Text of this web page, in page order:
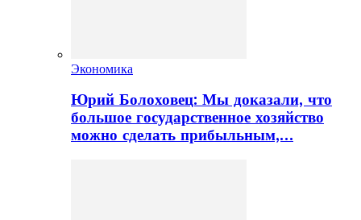
Экономика
Юрий Болоховец: Мы доказали, что
большое государственное хозяйство
можно сделать прибыльным,…